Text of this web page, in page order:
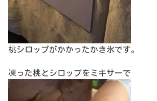
桃シロップがかかったかき氷です。
凍った桃とシロップをミキサーで